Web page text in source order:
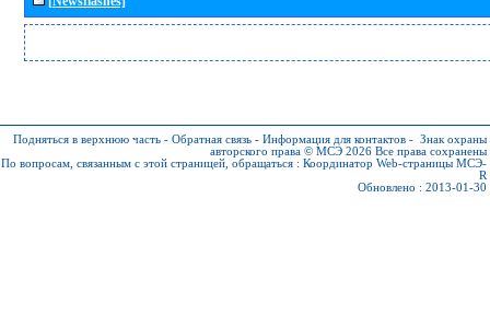
Подняться в верхнюю часть - Обратная связь - Информация для контактов - Знак охраны
авторского права © МСЭ 2026 Все права сохранены
По вопросам, связанным с этой страницей, обращаться : Координатор Web-страницы МСЭ-
R
Обновлено : 2013-01-30